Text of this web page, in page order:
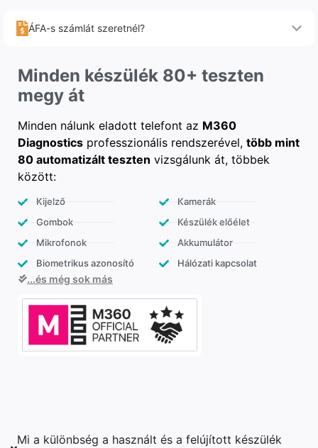
ÁFA-s számlát szeretnél?
Minden készülék 80+ teszten
megy át
Minden nálunk eladott telefont az M360
Diagnostics professzionális rendszerével, több mint
80 automatizált teszten vizsgálunk át, többek
között:
Kijelző
Gombok
Mikrofonok
Biometrikus azonosító
Kamerák
Készülék előélet
Akkumulátor
Hálózati kapcsolat
...és még sok más
Mi a különbség a használt és a felújított készülék